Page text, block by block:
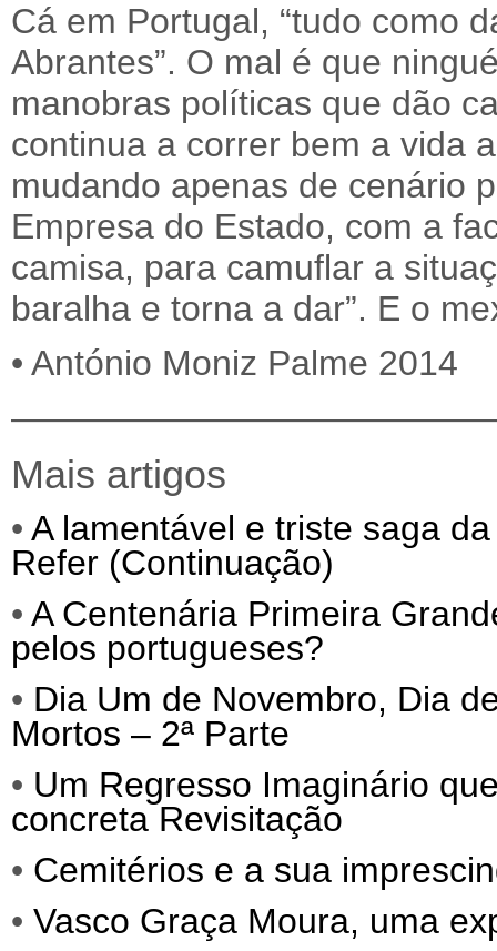
Cá em Portugal, “tudo como
Abrantes”. O mal é que
manobras políticas que dão
continua a correr bem a vida
mudando apenas de cenário
Empresa do Estado, com a
camisa, para camuflar a
baralha e torna a dar”. E o
• António Moniz Palme 2014
Mais artigos
• A lamentável e triste saga
Refer (Continuação)
• A Centenária Primeira
pelos portugueses?
• Dia Um de Novembro, Dia
Mortos – 2ª Parte
• Um Regresso Imaginário
concreta Revisitação
• Cemitérios e a sua
• Vasco Graça Moura, uma